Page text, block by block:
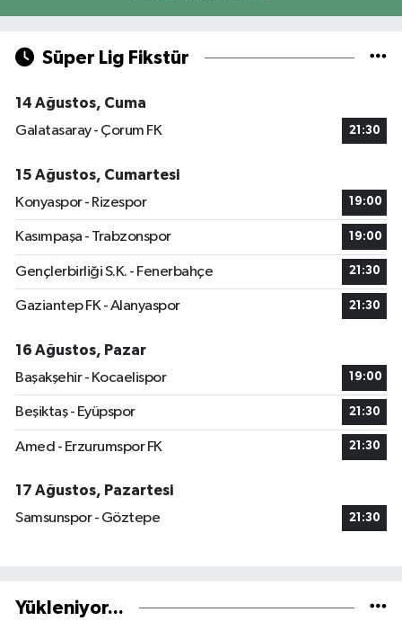
Süper Lig Fikstür
14 Ağustos, Cuma
Galatasaray - Çorum FK
21:30
15 Ağustos, Cumartesi
Konyaspor - Rizespor
19:00
Kasımpaşa - Trabzonspor 19:00
Gençlerbirliği S.K. - Fenerbahçe 21:30
Gaziantep FK - Alanyaspor 21:30
16 Ağustos, Pazar
Başakşehir - Kocaelispor
19:00
Beşiktaş - Eyüpspor 21:30
Amed - Erzurumspor FK 21:30
17 Ağustos, Pazartesi
Samsunspor - Göztepe
21:30
Yükleniyor...